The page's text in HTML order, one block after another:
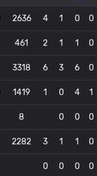
2636 4 1 0 0
461 2 1 1 0
3318 6 3 6 0
1419 1 0 4 1
8 0 0 0
2282 3 1 1 0
0 0 0 0